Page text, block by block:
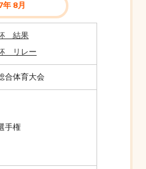
8月
結果
リレー
合体育大会
手権